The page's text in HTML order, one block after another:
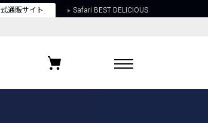
通販サイト Safari BEST DELICIOUS